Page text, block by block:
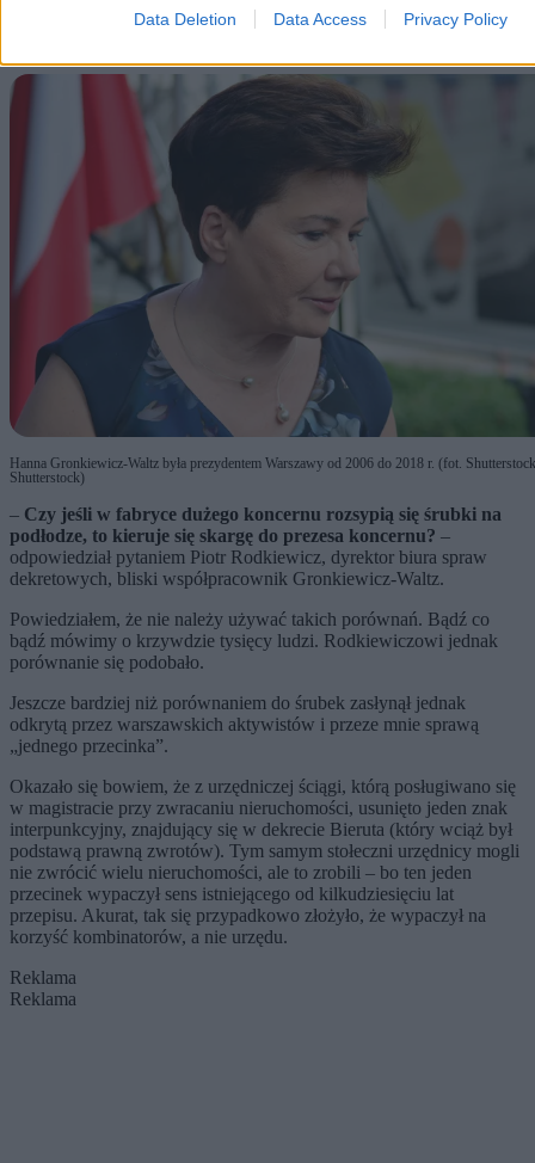
Data Deletion Data Access Privacy Policy
długi czas osobiście nadzorowała biuro odpowiedzialne za kwestie
Hanna Gronkiewicz-Waltz była prezydentem Warszawy od 2006 do 2018 r. (fot.
Shutterstock)
– Czy jeśli w fabryce dużego koncernu rozsypią się śrubki na
podłodze, to kieruje się skargę do prezesa koncernu? –
odpowiedział pytaniem Piotr Rodkiewicz, dyrektor biura spraw
dekretowych, bliski współpracownik Gronkiewicz-Waltz.
Powiedziałem, że nie należy używać takich porównań. Bądź co
bądź mówimy o krzywdzie tysięcy ludzi. Rodkiewiczowi jednak
porównanie się podobało.
Jeszcze bardziej niż porównaniem do śrubek zasłynął jednak
odkrytą przez warszawskich aktywistów i przeze mnie sprawą
„jednego przecinka”.
Okazało się bowiem, że z urzędniczej ściągi, którą posługiwano się
w magistracie przy zwracaniu nieruchomości, usunięto jeden znak
interpunkcyjny, znajdujący się w dekrecie Bieruta (który wciąż był
podstawą prawną zwrotów). Tym samym stołeczni urzędnicy mogli
nie zwrócić wielu nieruchomości, ale to zrobili – bo ten jeden
przecinek wypaczył sens istniejącego od kilkudziesięciu lat
przepisu. Akurat, tak się przypadkowo złożyło, że wypaczył na
korzyść kombinatorów, a nie urzędu.
Reklama
Reklama